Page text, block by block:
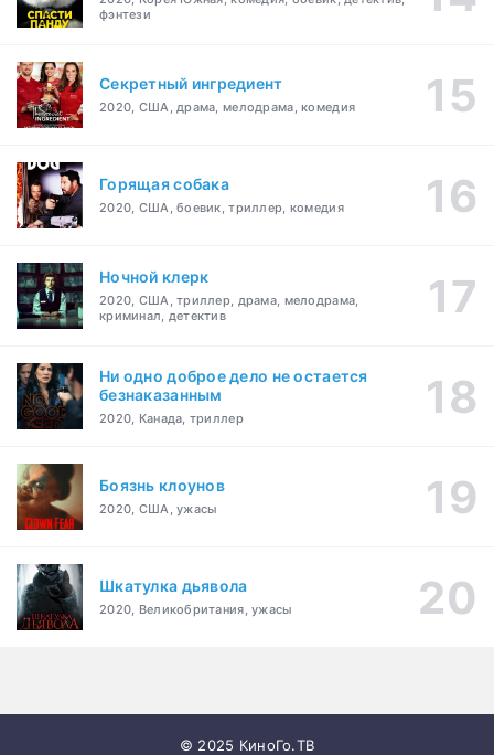
фэнтези
Секретный ингредиент
2020, США, драма, мелодрама, комедия
Горящая собака
2020, США, боевик, триллер, комедия
Ночной клерк
2020, США, триллер, драма, мелодрама,
криминал, детектив
Ни одно доброе дело не остается
безнаказанным
2020, Канада, триллер
Боязнь клоунов
2020, США, ужасы
Шкатулка дьявола
2020, Великобритания, ужасы
© 2025 КиноГо.ТВ